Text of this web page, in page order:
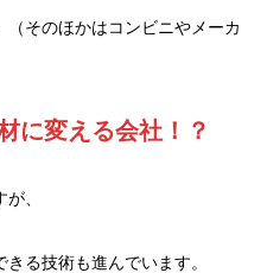
そのほかはコンビニやメーカ
に変える会社！？
、
る技術も進んでいます。